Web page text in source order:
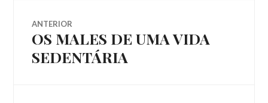
Navegação
de
ANTERIOR
Post
OS MALES DE UMA VIDA
SEDENTÁRIA